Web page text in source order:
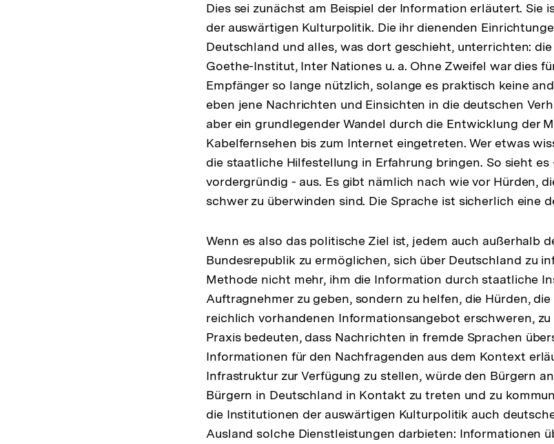
Dies sei zunächst am Beispiel der Information erläutert. Sie
der auswärtigen Kulturpolitik. Die ihr dienenden
Deutschland und alles, was dort geschieht, unterrichten:
Goethe-Institut, Inter Nationes u. a. Ohne Zweifel war dies
Empfänger so lange nützlich, solange es praktisch keine
eben jene Nachrichten und Einsichten in die deutschen
aber ein grundlegender Wandel durch die Entwicklung der
Kabelfernsehen bis zum Internet eingetreten. Wer etwas
die staatliche Hilfestellung in Erfahrung bringen. So sieht es
vordergründig - aus. Es gibt nämlich nach wie vor Hürden,
schwer zu überwinden sind. Die Sprache ist sicherlich eine
Wenn es also das politische Ziel ist, jedem auch außerhalb
Bundesrepublik zu ermöglichen, sich über Deutschland zu
Methode nicht mehr, ihm die Information durch staatliche
Auftragnehmer zu geben, sondern zu helfen, die Hürden,
reichlich vorhandenen Informationsangebot erschweren,
Praxis bedeuten, dass Nachrichten in fremde Sprachen
Informationen für den Nachfragenden aus dem Kontext
Infrastruktur zur Verfügung zu stellen, würde den Bürgern
Bürgern in Deutschland in Kontakt zu treten und zu
die Institutionen der auswärtigen Kulturpolitik auch
Ausland solche Dienstleistungen darbieten: Informationen